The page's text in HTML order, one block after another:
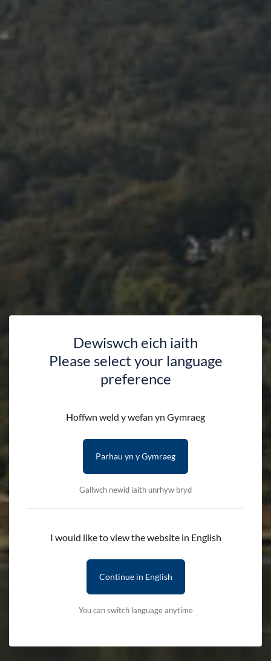
Dewiswch eich iaith
Please select your language
preference
Hoffwn weld y wefan yn Gymraeg
Parhau yn y Gymraeg
Gallwch newid iaith unrhyw bryd
I would like to view the website in English
Continue in English
You can switch language anytime